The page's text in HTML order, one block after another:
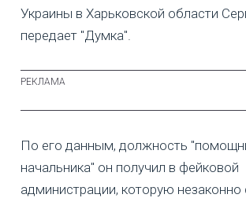
Украины в Харьковской области
передает "Думка".
По его данным, должность
начальника" он получил в фейковой
администрации, которую незаконно